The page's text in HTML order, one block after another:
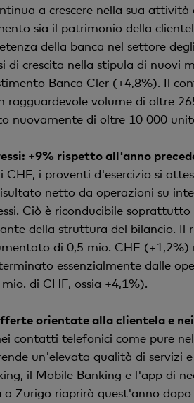
a crescere nella sua
sia il patrimonio della
della banca nel settore
di crescita nella stipula di nuovi
Banca Cler (+4,8%). Il
ragguardevole volume di oltre
nuovamente di oltre 10 000
+9% rispetto all'anno
CHF, i proventi d'esercizio si
netto da operazioni su
Ciò è riconducibile
della struttura del bilancio. Il
di 0,5 mio. CHF
essenzialmente dalle
di CHF, ossia +4,1%).
orientate alla clientela e
contatti telefonici come pure
un'elevata qualità di servizi
il Mobile Banking e l'app di
a Zurigo riaprirà quest'anno